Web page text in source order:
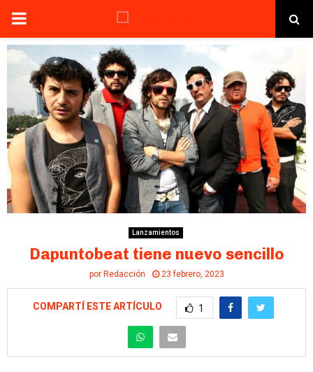
PRIMARY
MENU
Lanzamientos
Dapuntobeat tiene nuevo sencillo
por Redacción 23 febrero, 2023
COMPARTÍ ESTE ARTÍCULO 1